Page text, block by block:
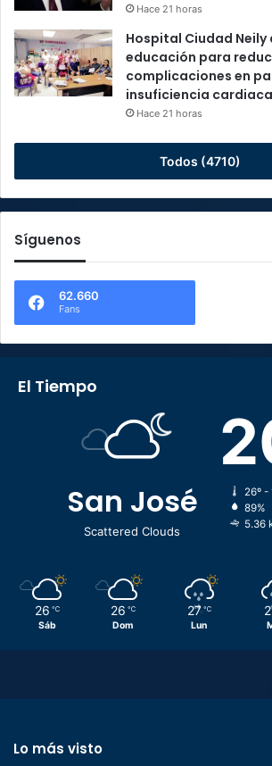
Hace 21 horas
Hospital Ciudad
educación para
complicaciones en
insuficiencia cardiaca
Hace 21 horas
Todos (4710)
Síguenos
62.660
Fans
El Tiempo
San José
Scattered Clouds
26º -
89%
5.36
26 ℃
Sáb
26 ℃
Dom
27 ℃
Lun
Lo más visto